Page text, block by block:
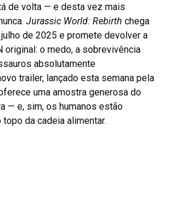
de volta — e desta vez mais
Jurassic World: Rebirth chega
de 2025 e promete devolver a
original: o medo, a sobrevivência
absolutamente
trailer, lançado esta semana pela
uma amostra generosa do
— e, sim, os humanos estão
da cadeia alimentar.